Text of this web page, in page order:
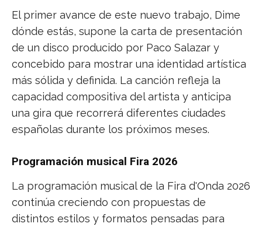
El primer avance de este nuevo trabajo, Dime
dónde estás, supone la carta de presentación
de un disco producido por Paco Salazar y
concebido para mostrar una identidad artística
más sólida y definida. La canción refleja la
capacidad compositiva del artista y anticipa
una gira que recorrerá diferentes ciudades
españolas durante los próximos meses.
Programación musical Fira 2026
La programación musical de la Fira d'Onda 2026
continúa creciendo con propuestas de
distintos estilos y formatos pensadas para